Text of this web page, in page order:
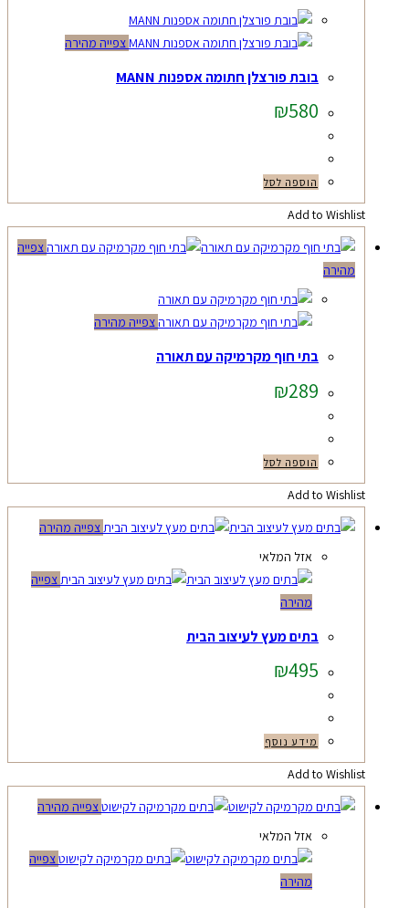
צפייה מהירה
בובת פורצלן חתומה אספנות MANN
₪580
הוספה לסל
Add to Wishlist
צפייה
מהירה
צפייה מהירה
בתי חוף מקרמיקה עם תאורה
₪289
הוספה לסל
Add to Wishlist
צפייה מהירה
אזל המלאי
צפייה
מהירה
בתים מעץ לעיצוב הבית
₪495
מידע נוסף
Add to Wishlist
צפייה מהירה
אזל המלאי
צפייה
מהירה